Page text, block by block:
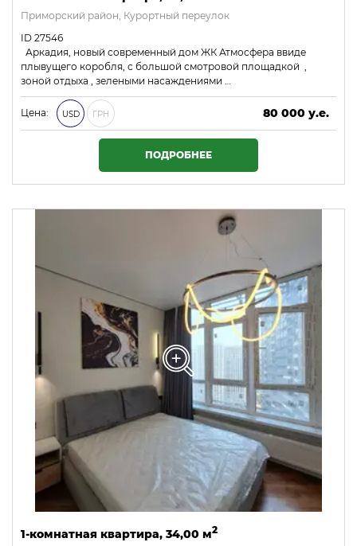
Приморский район, Курортный переулок
ID 27546
Аркадия, новый современный дом ЖК Атмосфера ввиде
плывущего коробля, с большой смотровой площадкой ,
зоной отдыха , зелеными насаждениями …
Цена: USD ГРН
80 000 у.е.
3 440 000 ₴
ПОДРОБНЕЕ
1-комнатная квартира, 34,00 м2